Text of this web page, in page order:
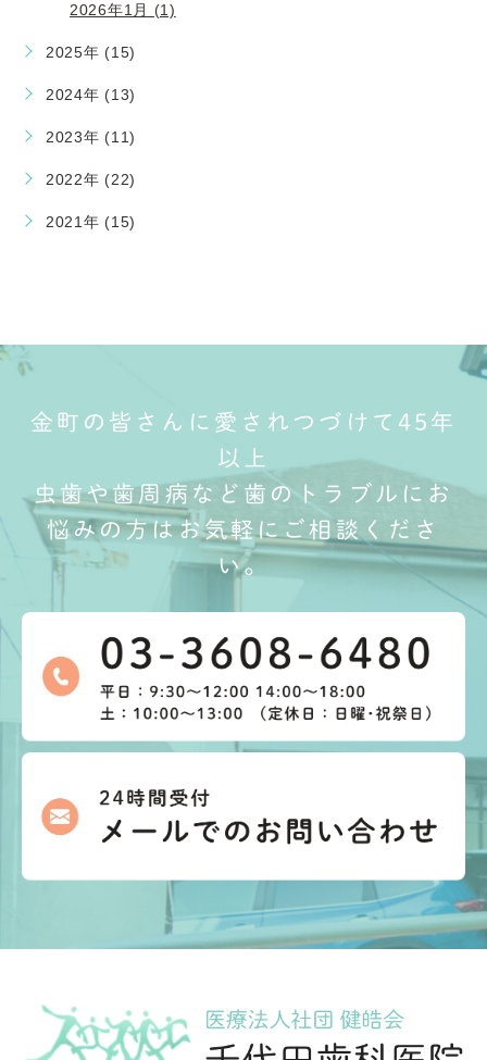
2026年1月 (1)
2025年 (15)
2024年 (13)
2023年 (11)
2022年 (22)
2021年 (15)
金町の皆さんに愛されつづけて45年
以上
虫歯や歯周病など歯のトラブルにお
悩みの方はお気軽にご相談くださ
い。